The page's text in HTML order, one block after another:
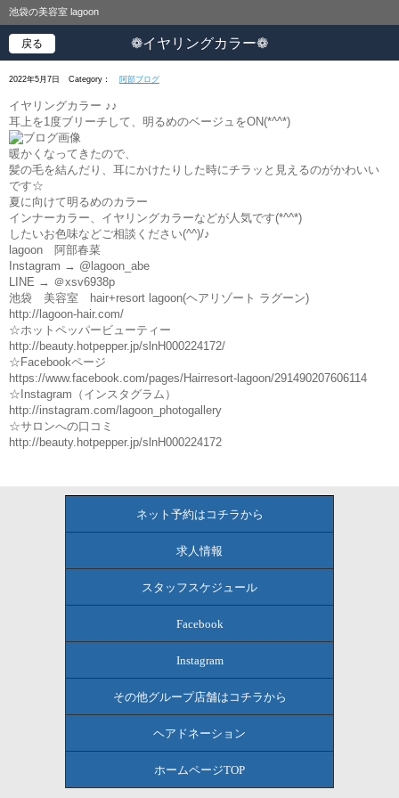
池袋の美容室 lagoon
❁イヤリングカラー❁
戻る
2022年5月7日 Category： 阿部ブログ
イヤリングカラー ♪♪
耳上を1度ブリーチして、明るめのベージュをON(*^^*)
暖かくなってきたので、
髪の毛を結んだり、耳にかけたりした時にチラッと見えるのがかわいい
です☆
夏に向けて明るめのカラー
インナーカラー、イヤリングカラーなどが人気です(*^^*)
したいお色味などご相談ください(^^)/♪
lagoon 阿部春菜
Instagram → @lagoon_abe
LINE → ＠xsv6938p
池袋 美容室 hair+resort lagoon(ヘアリゾート ラグーン)
http://lagoon-hair.com/
☆ホットペッパービューティー
http://beauty.hotpepper.jp/slnH000224172/
☆Facebookページ
https://www.facebook.com/pages/Hairresort-lagoon/291490207606114
☆Instagram（インスタグラム）
http://instagram.com/lagoon_photogallery
☆サロンへの口コミ
http://beauty.hotpepper.jp/slnH000224172
ネット予約はコチラから
求人情報
スタッフスケジュール
Facebook
Instagram
その他グループ店舗はコチラから
ヘアドネーション
ホームページTOP